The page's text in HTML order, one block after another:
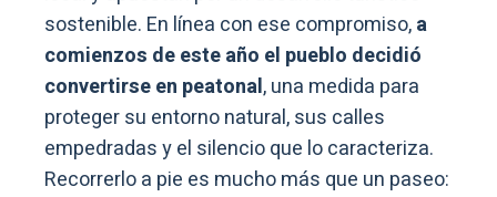
sostenible. En línea con ese compromiso,a
comienzos de este año el pueblo decidió
convertirse en peatonal, una medida para
proteger su entorno natural, sus calles
empedradas y el silencio que lo caracteriza.
Recorrerlo a pie es mucho más que un paseo: